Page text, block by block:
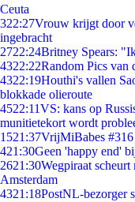
Ceuta
322:27Vrouw krijgt door
ingebracht
2722:24Britney Spears:
4322:22Random Pics van
4322:19Houthi's vallen
blokkade olieroute
4522:11VS: kans op
munitietekort wordt
1521:37VrijMiBabes
421:30Geen 'happy end'
2621:30Wegpiraat
Amsterdam
4321:18PostNL-bezorger